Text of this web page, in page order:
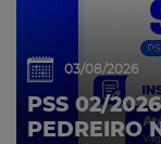
03/08/2026
PSS 02/
PEDREIRO